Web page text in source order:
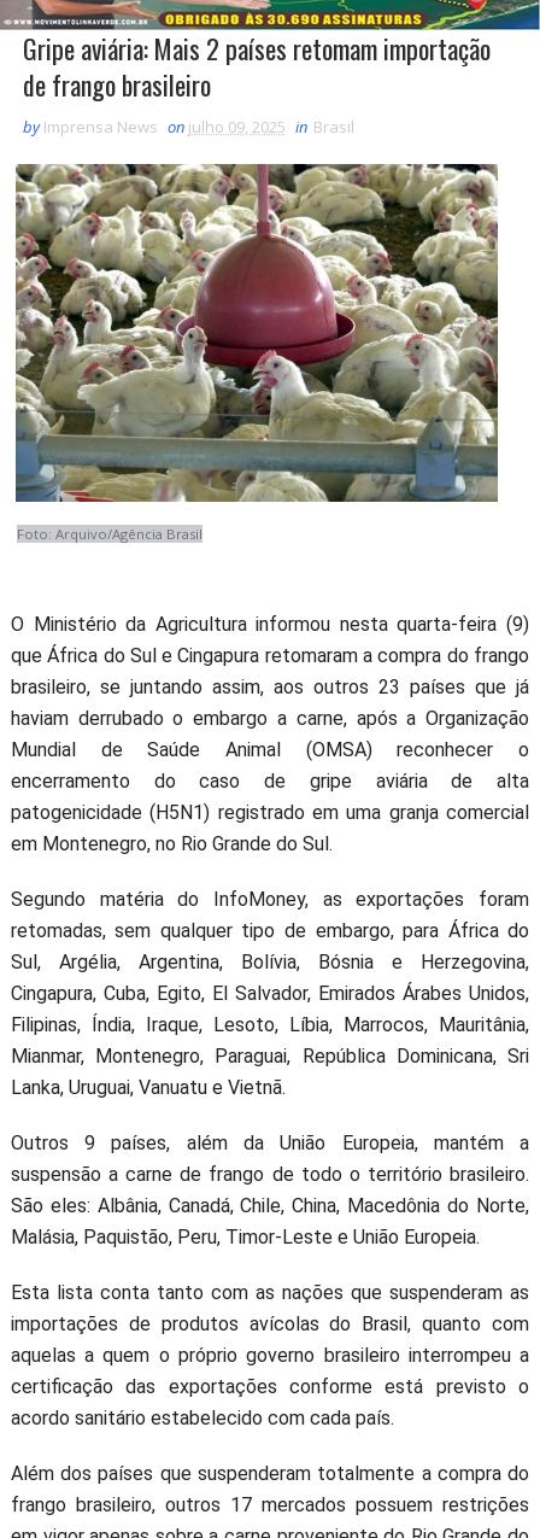
Gripe aviária: Mais 2 países retomam importação
de frango brasileiro
by Imprensa News on julho 09, 2025 in Brasil
Foto: Arquivo/Agência Brasil
O Ministério da Agricultura informou nesta quarta-feira (9)
que África do Sul e Cingapura retomaram a compra do frango
brasileiro, se juntando assim, aos outros 23 países que já
haviam derrubado o embargo a carne, após a Organização
Mundial de Saúde Animal (OMSA) reconhecer o
encerramento do caso de gripe aviária de alta
patogenicidade (H5N1) registrado em uma granja comercial
em Montenegro, no Rio Grande do Sul.
Segundo matéria do InfoMoney, as exportações foram
retomadas, sem qualquer tipo de embargo, para África do
Sul, Argélia, Argentina, Bolívia, Bósnia e Herzegovina,
Cingapura, Cuba, Egito, El Salvador, Emirados Árabes Unidos,
Filipinas, Índia, Iraque, Lesoto, Líbia, Marrocos, Mauritânia,
Mianmar, Montenegro, Paraguai, República Dominicana, Sri
Lanka, Uruguai, Vanuatu e Vietnã.
Outros 9 países, além da União Europeia, mantém a
suspensão a carne de frango de todo o território brasileiro.
São eles: Albânia, Canadá, Chile, China, Macedônia do Norte,
Malásia, Paquistão, Peru, Timor-Leste e União Europeia.
Esta lista conta tanto com as nações que suspenderam as
importações de produtos avícolas do Brasil, quanto com
aquelas a quem o próprio governo brasileiro interrompeu a
certificação das exportações conforme está previsto o
acordo sanitário estabelecido com cada país.
Além dos países que suspenderam totalmente a compra do
frango brasileiro, outros 17 mercados possuem restrições